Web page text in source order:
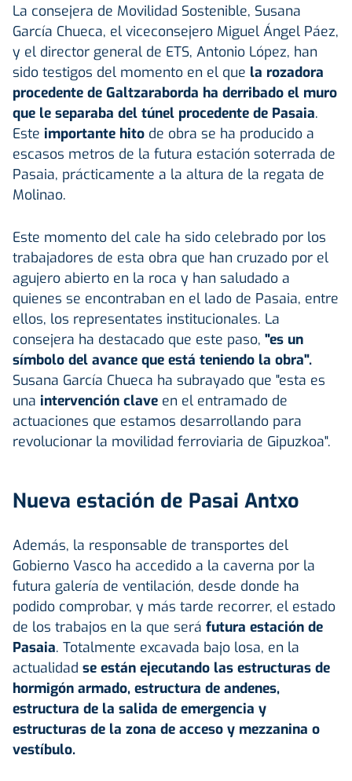
La consejera de Movilidad Sostenible, Susana
García Chueca, el viceconsejero Miguel Ángel Páez,
y el director general de ETS, Antonio López, han
sido testigos del momento en el que la rozadora
procedente de Galtzaraborda ha derribado el muro
que le separaba del túnel procedente de Pasaia.
Este importante hito de obra se ha producido a
escasos metros de la futura estación soterrada de
Pasaia, prácticamente a la altura de la regata de
Molinao.
Este momento del cale ha sido celebrado por los
trabajadores de esta obra que han cruzado por el
agujero abierto en la roca y han saludado a
quienes se encontraban en el lado de Pasaia, entre
ellos, los representates institucionales. La
consejera ha destacado que este paso, "es un
símbolo del avance que está teniendo la obra".
Susana García Chueca ha subrayado que "esta es
una intervención clave en el entramado de
actuaciones que estamos desarrollando para
revolucionar la movilidad ferroviaria de Gipuzkoa".
Nueva estación de Pasai Antxo
Además, la responsable de transportes del
Gobierno Vasco ha accedido a la caverna por la
futura galería de ventilación, desde donde ha
podido comprobar, y más tarde recorrer, el estado
de los trabajos en la que será futura estación de
Pasaia. Totalmente excavada bajo losa, en la
actualidad se están ejecutando las estructuras de
hormigón armado, estructura de andenes,
estructura de la salida de emergencia y
estructuras de la zona de acceso y mezzanina o
vestíbulo.